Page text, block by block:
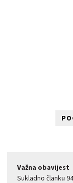
Važna obavijest
Sukladno članku